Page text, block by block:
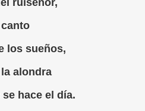
ruiseñor,
los sueños,
alondra
hace el día.
Rodrigo)